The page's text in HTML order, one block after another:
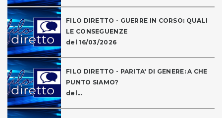
FILO DIRETTO - GUERRE IN CORSO: QUALI
LE CONSEGUENZE
del 16/03/2026
FILO DIRETTO - PARITA' DI GENERE: A CHE
PUNTO SIAMO?
del...